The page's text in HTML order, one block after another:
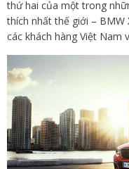
thứ hai của một trong
thích nhất thế giới – BMW
các khách hàng Việt Nam